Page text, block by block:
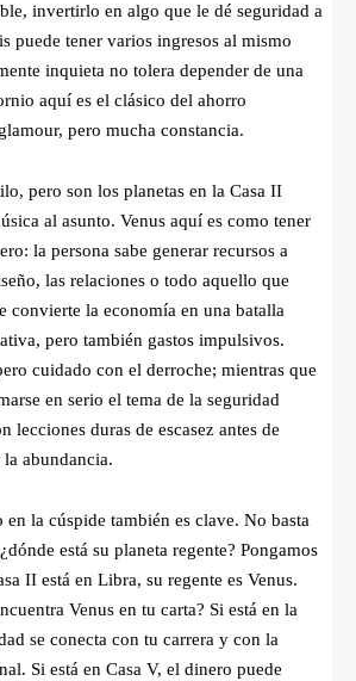
invertirlo en algo que le dé seguridad a
puede tener varios ingresos al mismo
inquieta no tolera depender de una
aquí es el clásico del ahorro
pero mucha constancia.
pero son los planetas en la Casa II
al asunto. Venus aquí es como tener
la persona sabe generar recursos a
las relaciones o todo aquello que
convierte la economía en una batalla
pero también gastos impulsivos.
cuidado con el derroche; mientras que
en serio el tema de la seguridad
lecciones duras de escasez antes de
la abundancia.
en la cúspide también es clave. No basta
está su planeta regente? Pongamos
II está en Libra, su regente es Venus.
Venus en tu carta? Si está en la
se conecta con tu carrera y con la
Si está en Casa V, el dinero puede